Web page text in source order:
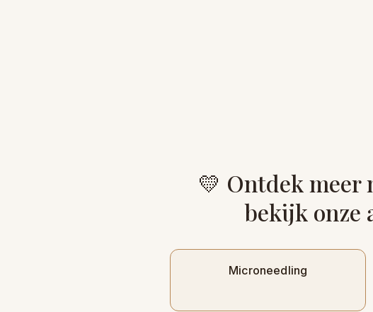
💛 Ontdek
bekijk onze
Microneedling